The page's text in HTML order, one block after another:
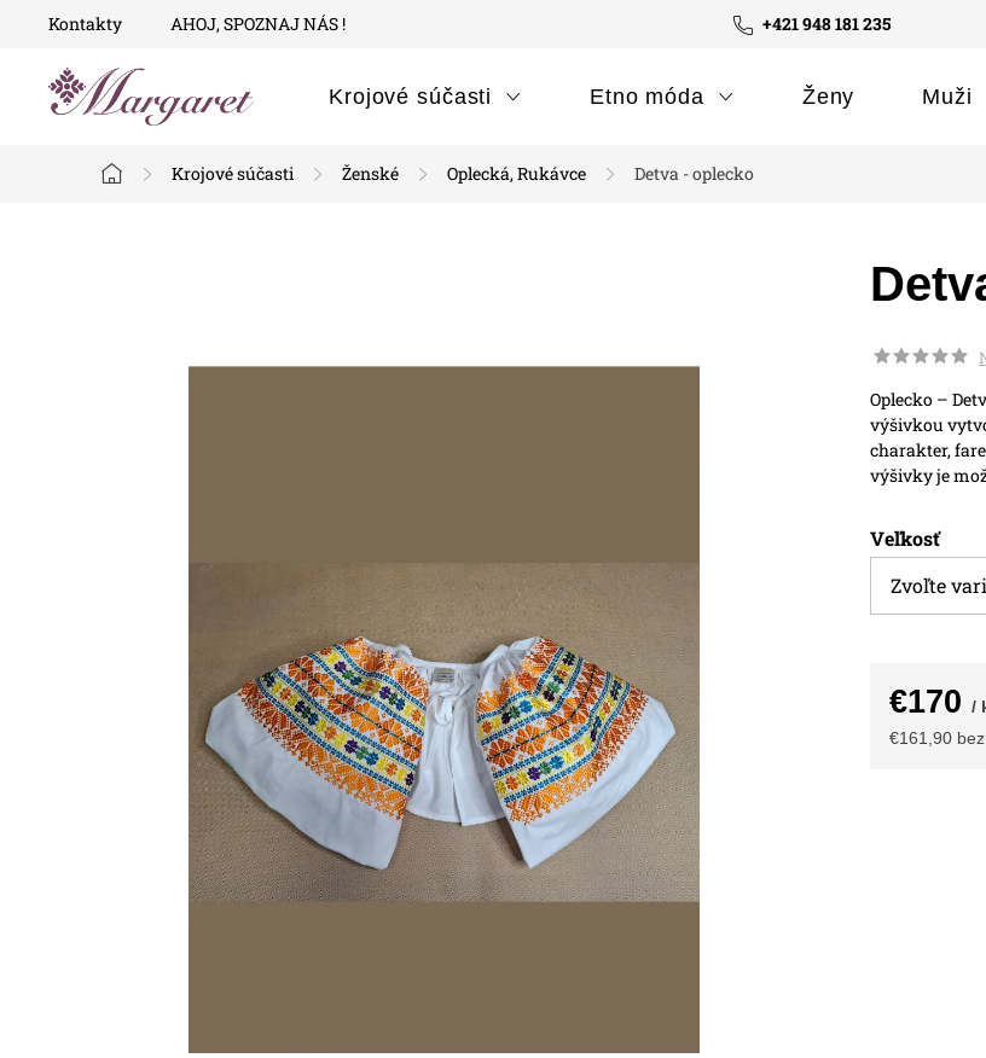
Prejsť
+421 948 181 235
Kontakty AHOJ, SPOZNAJ NÁS !
Krojové súčasti Etno móda Ženy Muži
Domov
Krojové súčasti Ženské Oplecká, Rukávce Detva - oplecko
Oplecko –
výšivkou
charakter,
výšivky je
Veľkosť
€170 /
€161,90